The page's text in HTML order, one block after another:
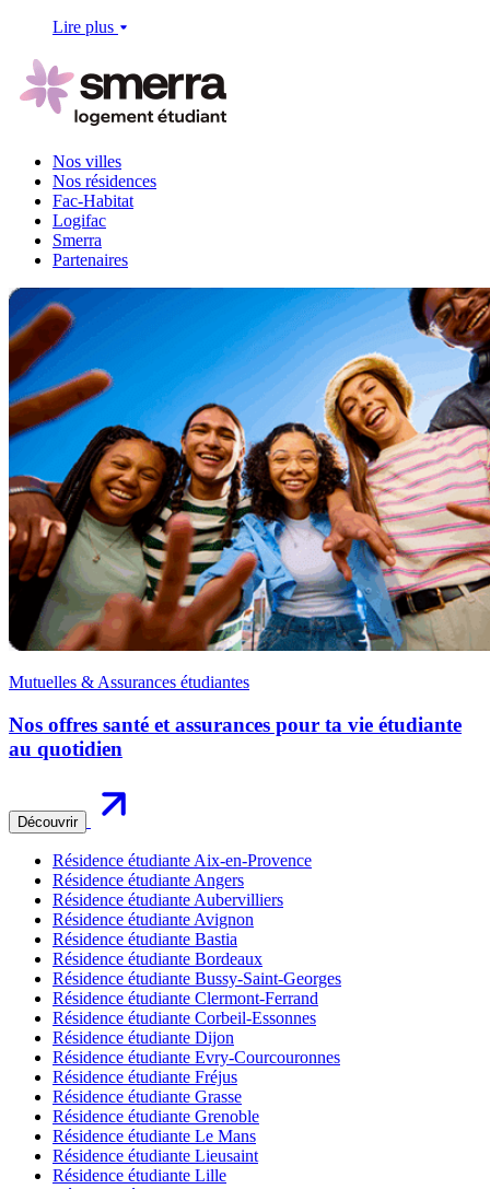
Lire plus
Nos villes
Nos résidences
Fac-Habitat
Logifac
Smerra
Partenaires
Mutuelles & Assurances étudiantes
Nos offres santé et assurances pour ta vie étudiante
au quotidien
Découvrir
Résidence étudiante Aix-en-Provence
Résidence étudiante Angers
Résidence étudiante Aubervilliers
Résidence étudiante Avignon
Résidence étudiante Bastia
Résidence étudiante Bordeaux
Résidence étudiante Bussy-Saint-Georges
Résidence étudiante Clermont-Ferrand
Résidence étudiante Corbeil-Essonnes
Résidence étudiante Dijon
Résidence étudiante Evry-Courcouronnes
Résidence étudiante Fréjus
Résidence étudiante Grasse
Résidence étudiante Grenoble
Résidence étudiante Le Mans
Résidence étudiante Lieusaint
Résidence étudiante Lille